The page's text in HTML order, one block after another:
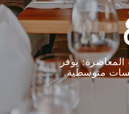
المعاصرة: يوفر
متوسطية.